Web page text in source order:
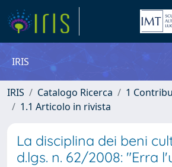
IRIS
IRIS Catalogo Ricerca
1
1.1 Articolo in rivista
La disciplina dei beni
d.lgs. n. 62/2008: "Erra